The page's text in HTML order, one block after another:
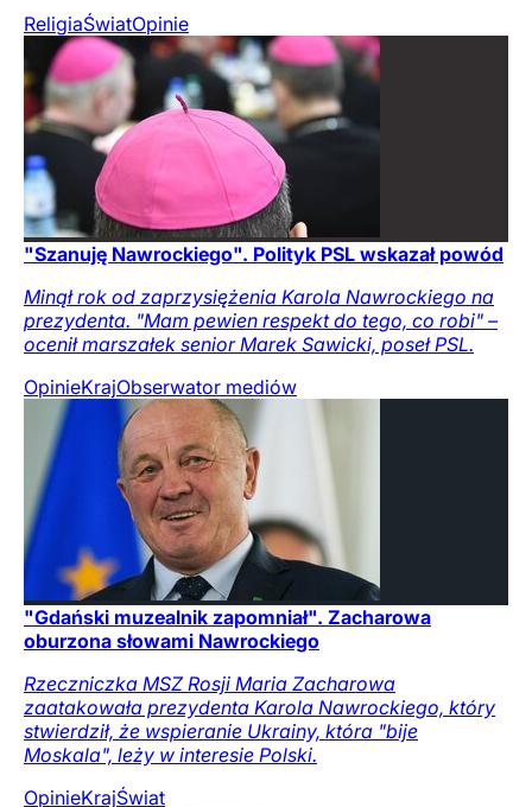
ReligiaŚwiatOpinie
"Szanuję Nawrockiego". Polityk PSL wskazał powód
Minął rok od zaprzysiężenia Karola Nawrockiego na
prezydenta. "Mam pewien respekt do tego, co robi" –
ocenił marszałek senior Marek Sawicki, poseł PSL.
OpinieKrajObserwator mediów
"Gdański muzealnik zapomniał". Zacharowa
oburzona słowami Nawrockiego
Rzeczniczka MSZ Rosji Maria Zacharowa
zaatakowała prezydenta Karola Nawrockiego, który
stwierdził, że wspieranie Ukrainy, która "bije
Moskala", leży w interesie Polski.
OpinieKrajŚwiat